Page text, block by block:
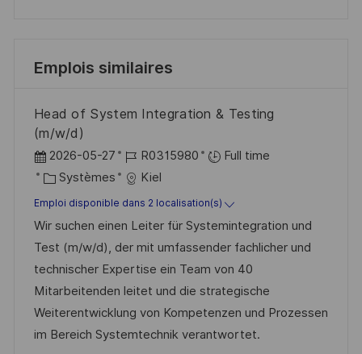
Emplois similaires
Head of System Integration & Testing
(m/w/d)
D
a
t
e
d
’
a
f
f
2026-05-27
R
é
f
é
r
e
n
c
e
R0315980
Full time
C
a
t
é
g
o
r
i
Systèmes Kiel
Emploi disponible dans 2 localisation(s)
Wir suchen einen Leiter für Systemintegration und
Test (m/w/d), der mit umfassender fachlicher und
technischer Expertise ein Team von 40
Mitarbeitenden leitet und die strategische
Weiterentwicklung von Kompetenzen und Prozessen
im Bereich Systemtechnik verantwortet.